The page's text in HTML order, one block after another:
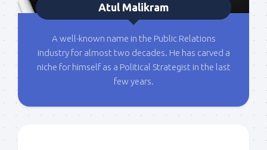
Atul Malikram
A well-known name in the Public Relations
industry for almost two decades. He has carved a
niche for himself as a Political Strategist in the last
few years.